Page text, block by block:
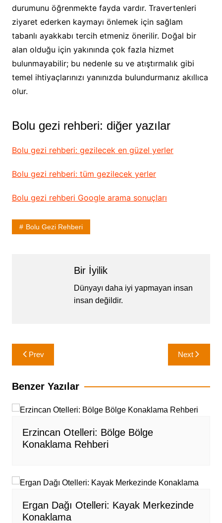
durumunu öğrenmekte fayda vardır. Travertenleri
ziyaret ederken kaymayı önlemek için sağlam
tabanlı ayakkabı tercih etmeniz önerilir. Doğal bir
alan olduğu için yakınında çok fazla hizmet
bulunmayabilir; bu nedenle su ve atıştırmalık gibi
temel ihtiyaçlarınızı yanınızda bulundurmanız akıllıca
olur.
Bolu gezi rehberi: diğer yazılar
Bolu gezi rehberi: gezilecek en güzel yerler
Bolu gezi rehberi: tüm gezilecek yerler
Bolu gezi rehberi Google arama sonuçları
Bolu Gezi Rehberi
Bir İyilik
Dünyayı daha iyi yapmayan insan
insan değildir.
Yazı
gezinmesi
Prev Next
Benzer Yazılar
Erzincan Otelleri: Bölge Bölge
Konaklama Rehberi
Ergan Dağı Otelleri: Kayak Merkezinde
Konaklama